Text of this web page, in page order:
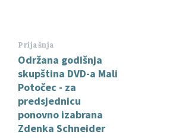
Prijašnja
Održana godišnja
skupština DVD-a Mali
Potočec - za
predsjednicu
ponovno izabrana
Zdenka Schneider